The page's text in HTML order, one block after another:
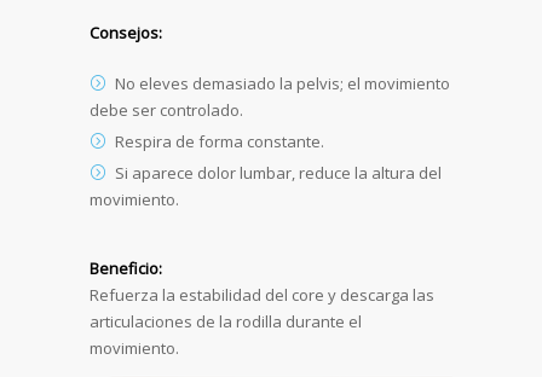
Consejos:
No eleves demasiado la pelvis; el movimiento
debe ser controlado.
Respira de forma constante.
Si aparece dolor lumbar, reduce la altura del
movimiento.
Beneficio:
Refuerza la estabilidad del core y descarga las
articulaciones de la rodilla durante el
movimiento.